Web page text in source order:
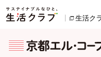
ページの先頭です。
別のウィン
生活ク